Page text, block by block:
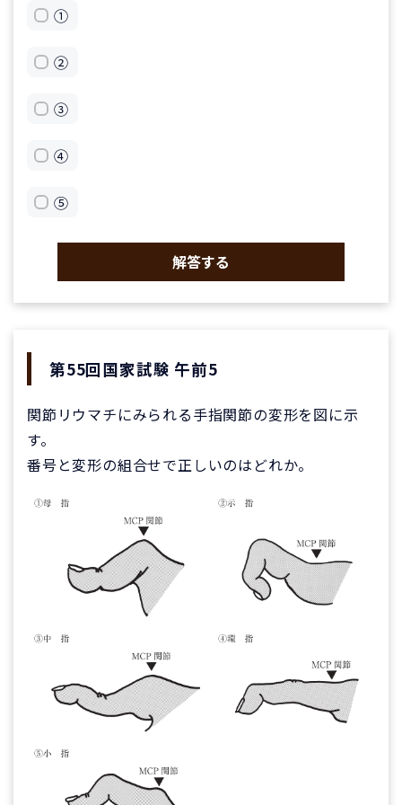
①
②
③
④
⑤
解答する
第55回国家試験 午前5
関節リウマチにみられる手指関節の変形を図に示
す。
番号と変形の組合せで正しいのはどれか。